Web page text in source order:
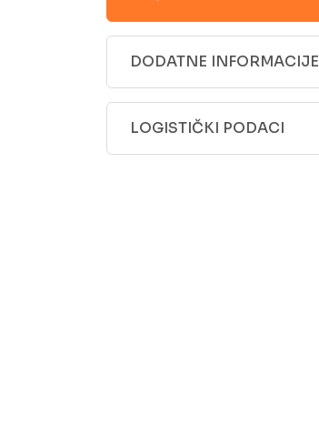
DODATNE INFORMACIJE
LOGISTIČKI PODACI